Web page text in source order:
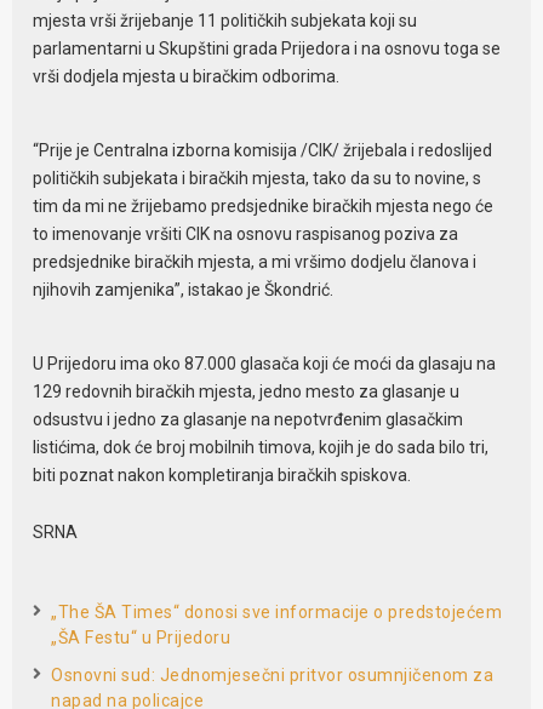
mjesta vrši žrijebanje 11 političkih subjekata koji su
parlamentarni u Skupštini grada Prijedora i na osnovu toga se
vrši dodjela mjesta u biračkim odborima.
“Prije je Centralna izborna komisija /CIK/ žrijebala i redoslijed
političkih subjekata i biračkih mjesta, tako da su to novine, s
tim da mi ne žrijebamo predsjednike biračkih mjesta nego će
to imenovanje vršiti CIK na osnovu raspisanog poziva za
predsjednike biračkih mjesta, a mi vršimo dodjelu članova i
njihovih zamjenika”, istakao je Škondrić.
U Prijedoru ima oko 87.000 glasača koji će moći da glasaju na
129 redovnih biračkih mjesta, jedno mesto za glasanje u
odsustvu i jedno za glasanje na nepotvrđenim glasačkim
listićima, dok će broj mobilnih timova, kojih je do sada bilo tri,
biti poznat nakon kompletiranja biračkih spiskova.
SRNA
„The ŠA Times“ donosi sve informacije o predstojećem
„ŠA Festu“ u Prijedoru
Osnovni sud: Jednomjesečni pritvor osumnjičenom za
napad na policajce